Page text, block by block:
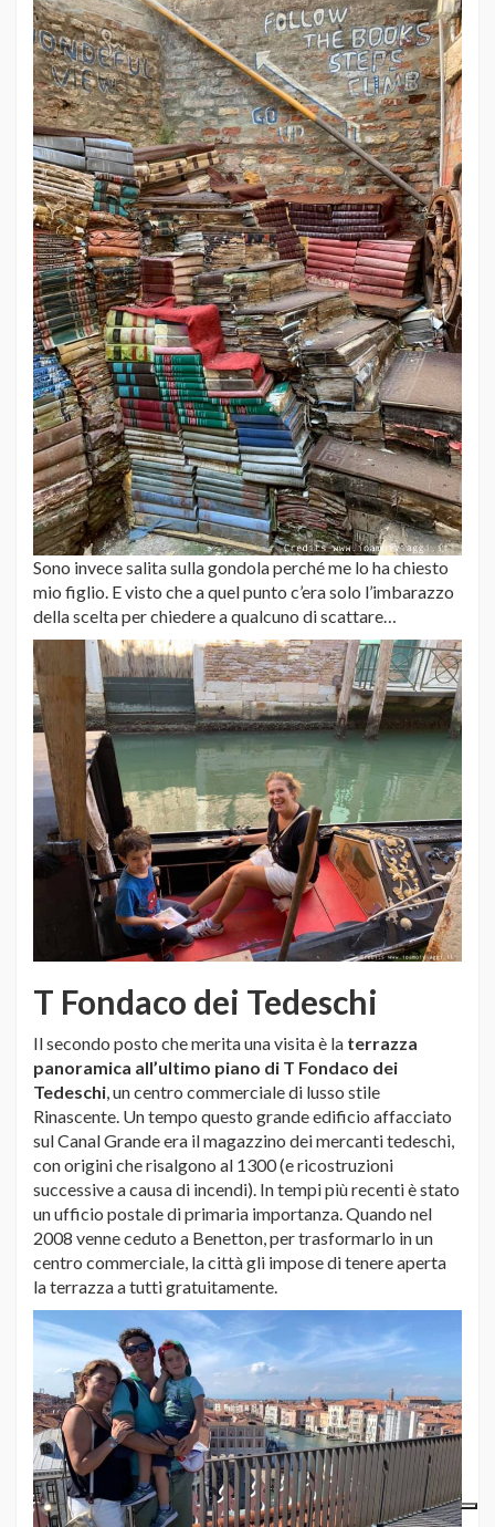
Sono invece salita sulla gondola perché me lo ha chiesto
mio figlio. E visto che a quel punto c’era solo l’imbarazzo
della scelta per chiedere a qualcuno di scattare…
T Fondaco dei Tedeschi
Il secondo posto che merita una visita è la terrazza
panoramica all’ultimo piano di T Fondaco dei
Tedeschi, un centro commerciale di lusso stile
Rinascente. Un tempo questo grande edificio affacciato
sul Canal Grande era il magazzino dei mercanti tedeschi,
con origini che risalgono al 1300 (e ricostruzioni
successive a causa di incendi). In tempi più recenti è stato
un ufficio postale di primaria importanza. Quando nel
2008 venne ceduto a Benetton, per trasformarlo in un
centro commerciale, la città gli impose di tenere aperta
la terrazza a tutti gratuitamente.